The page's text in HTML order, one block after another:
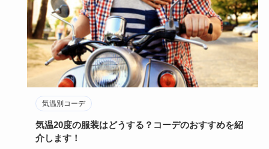
気温別コーデ
気温20度の服装はどうする？コーデのおすすめを紹
介します！